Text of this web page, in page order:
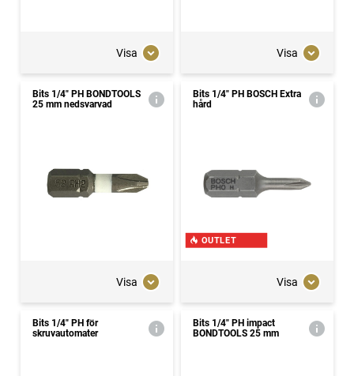
Visa Visa
Bits 1/4" PH BONDTOOLS
25 mm nedsvarvad
Visa
Bits 1/4" PH BOSCH Extra
hård
OUTLET
Visa
Bits 1/4" PH för
skruvautomater
Bits 1/4" PH impact
BONDTOOLS 25 mm